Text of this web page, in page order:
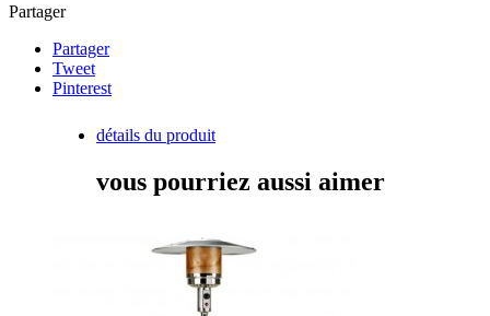
Partager
Partager
Tweet
Pinterest
détails du produit
vous pourriez aussi aimer